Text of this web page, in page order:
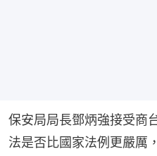
保安局局長鄧炳強接受商
法是否比國家法例更嚴厲